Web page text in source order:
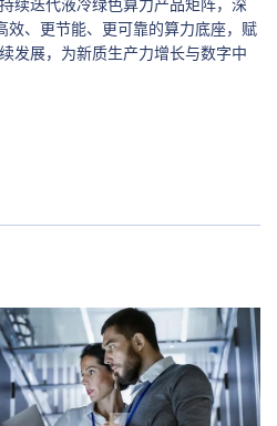
续迭代液冷绿色算力产品矩阵，深
效、更节能、更可靠的算力底座，赋
发展，为新质生产力增长与数字中